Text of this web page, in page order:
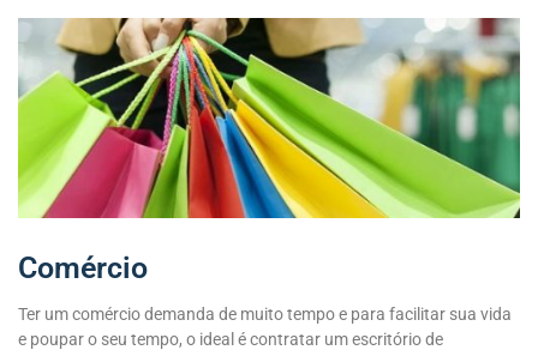
Comércio
Ter um comércio demanda de muito tempo e para facilitar sua vida
e poupar o seu tempo, o ideal é contratar um escritório de